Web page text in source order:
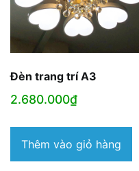
Đèn trang trí A3
2.680.000₫
Thêm vào giỏ hàng